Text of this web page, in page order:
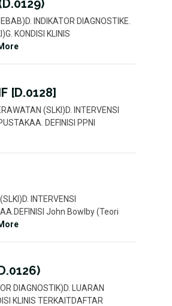
INDIKATOR DIAGNOSTIKE.
KONDISI KLINIS
[D.0128]
(SLKI)D. INTERVENSI
DEFINISI PPNI
INTERVENSI
John Bowlby (Teori
DIAGNOSTIK)D. LUARAN
KLINIS TERKAITDAFTAR